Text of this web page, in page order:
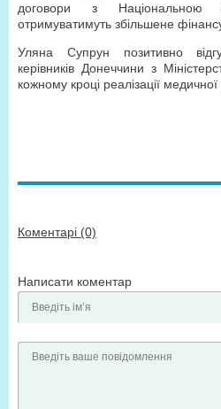
договори з Національною
отримуватимуть збільшене
Уляна Супрун позитивно
керівників Донеччини з
кожному кроці реалізації
Коментарі (0)
Написати коментар